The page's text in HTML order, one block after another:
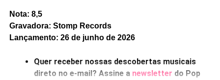
LINDSAY LOHAN
VERA FISCHER
VERA FISCHER ERA CLUBBER
Ouvimos: Disstantes, “Cybertrópico”
DON'T MISS
Nota: 8,5
Gravadora: Stomp Records
Lançamento: 26 de junho de 2026
Quer receber nossas descobertas musicais
direto no e-mail? Assine a newsletter do Pop